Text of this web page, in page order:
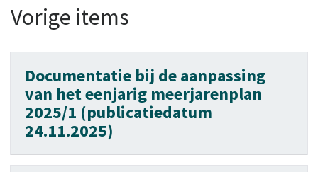
Vorige items
Documentatie bij de aanpassing
van het eenjarig meerjarenplan
2025/1 (publicatiedatum
24.11.2025)